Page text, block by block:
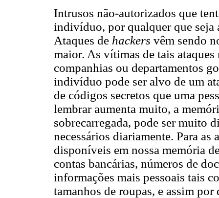
Intrusos não-autorizados que
indivíduo, por qualquer que seja
Ataques de hackers vêm sendo
maior. As vítimas de tais
companhias ou departamentos
indivíduo pode ser alvo de um
de códigos secretos que uma
lembrar aumenta muito, a
sobrecarregada, pode ser muito
necessários diariamente. Para
disponíveis em nossa memória
contas bancárias, números de
informações mais pessoais tais
tamanhos de roupas, e assim por